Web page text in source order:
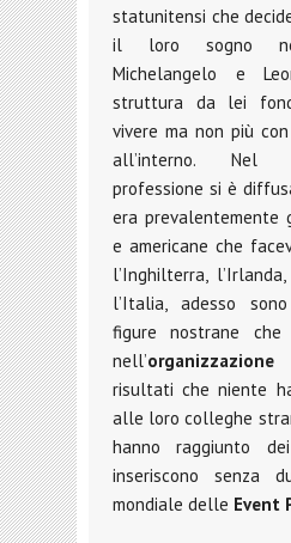
statunitensi che
il loro sogno
Michelangelo e
struttura da lei
vivere ma non più
all’interno. Nel
professione si è
era prevalentemente
e americane che
l’Inghilterra,
l’Italia, adesso
figure nostrane che
nell’
risultati che niente
alle loro colleghe
hanno raggiunto
inseriscono senza
mondiale delle Event